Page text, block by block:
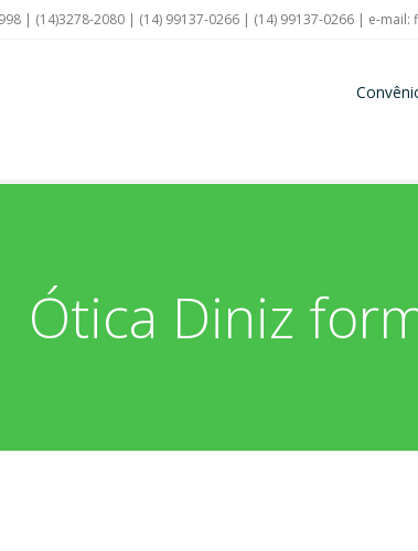
| (14)3278-2080 | (14) 99137-0266 | (14) 99137-0266 | e-mail:
Ótica Diniz